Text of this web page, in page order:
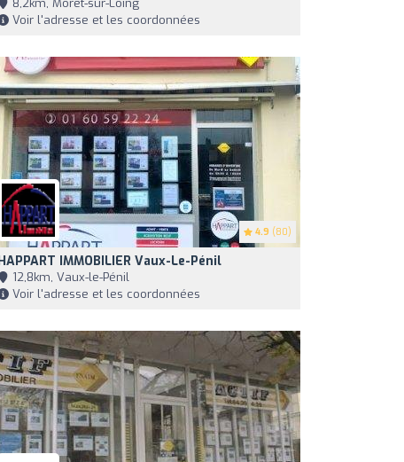
8,2km, Moret-sur-Loing
Voir l'adresse et les coordonnées
4.9 (80)
IMMOBILIER Vaux-Le-Pénil
12,8km, Vaux-le-Pénil
Voir l'adresse et les coordonnées